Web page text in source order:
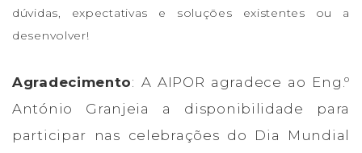
dúvidas, expectativas e soluções existentes ou a
desenvolver!
Agradecimento: A AIPOR agradece ao Eng.º
António Granjeia a disponibilidade para
participar nas celebrações do Dia Mundial